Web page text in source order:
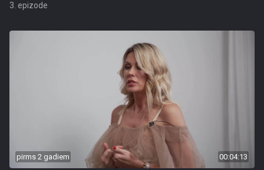
3. epizode
pirms 2 gadiem 00:04:13